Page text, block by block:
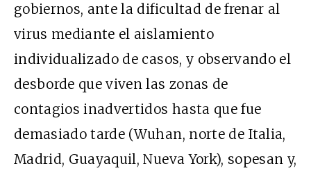
gobiernos, ante la dificultad de frenar al
virus mediante el aislamiento
individualizado de casos, y observando el
desborde que viven las zonas de
contagios inadvertidos hasta que fue
demasiado tarde (Wuhan, norte de Italia,
Madrid, Guayaquil, Nueva York), sopesan y,